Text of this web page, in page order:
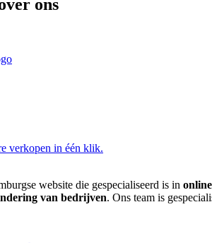
ons
website die gespecialiseerd is in
van bedrijven. Ons team is